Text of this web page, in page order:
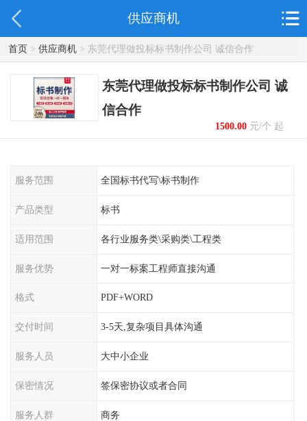
供应商机
首页> 供应商机> 东莞代理做投标标书制作公司 诚信合作
东莞代理做投标标书制作公司 诚
信合作
1500.00元/个 起
服务范围 全国标书代写\标书制作
产品类型 标书
适用范围 各行业服务类\采购类\工程类
服务优势 一对一标案工程师直接沟通
格式 PDF+WORD
交付时间 3-5天,复杂项目具体沟通
服务人员 大中小企业
保密情况 签保密协议或者合同
服务人群 商务